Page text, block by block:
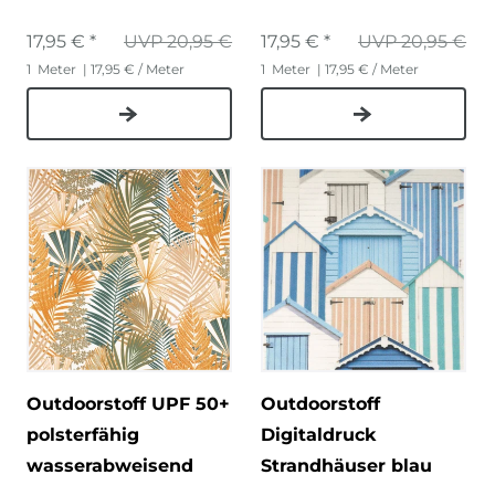
UVP 20,95 €
17,95 € *
1 Meter | 17,95 € / Meter
UVP 20,95 €
17,95 € *
1 Meter | 17,95 € / Meter
Outdoorstoff UPF 50+
polsterfähig
wasserabweisend
Outdoorstoff
Digitaldruck
Strandhäuser blau